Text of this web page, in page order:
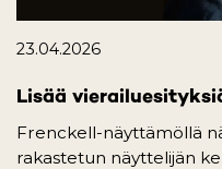
23.04.2026
Lisää
Frenckell-näyttämöllä
rakastetun näyttelijän